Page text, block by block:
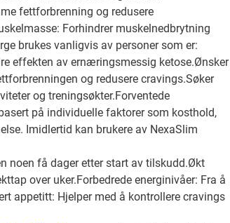
fettforbrenning og redusere
Forhindrer muskelnedbrytning
brukes vanligvis av personer som er:
effekten av ernæringsmessig ketose.Ønsker
og redusere cravings.Søker
og treningsøkter.Forventede
på individuelle faktorer som kosthold,
Imidlertid kan brukere av NexaSlim
noen få dager etter start av tilskudd.Økt
over uker.Forbedrede energinivåer: Fra å
appetitt: Hjelper med å kontrollere cravings